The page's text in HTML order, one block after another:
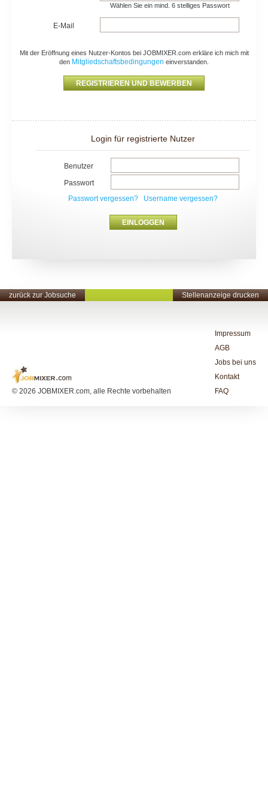
Wählen Sie ein mind. 6 stelliges Passwort
E-Mail
Mit der Eröffnung eines Nutzer-Kontos bei JOBMIXER.com erkläre ich mich mit
den Mitgliedschaftsbedingungen einverstanden.
Login für registrierte Nutzer
Benutzer
Passwort
Passwort vergessen?
Username vergessen?
zurück zur Jobsuche Stellenanzeige drucken
© 2026 JOBMIXER.com, alle Rechte vorbehalten
Impressum
AGB
Jobs bei uns
Kontakt
FAQ